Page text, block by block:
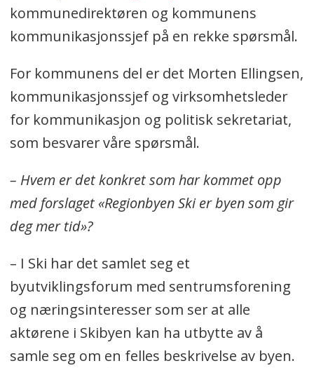
kommunedirektøren og kommunens
kommunikasjonssjef på en rekke spørsmål.
For kommunens del er det Morten Ellingsen,
kommunikasjonssjef og virksomhetsleder
for kommunikasjon og politisk sekretariat,
som besvarer våre spørsmål.
– Hvem er det konkret som har kommet opp
med forslaget «Regionbyen Ski er byen som gir
deg mer tid»?
– I Ski har det samlet seg et
byutviklingsforum med sentrumsforening
og næringsinteresser som ser at alle
aktørene i Skibyen kan ha utbytte av å
samle seg om en felles beskrivelse av byen.